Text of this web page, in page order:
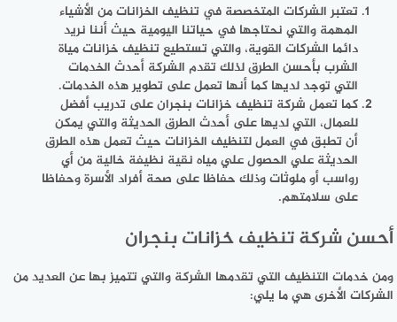
تعتبر الشركات المتخصصة في تنظيف الخزانات من الأشياء
المهمة والتي نحتاجها في حياتنا اليومية حيث أننا نريد
دائما الشركات القوية، والتي تستطيع تنظيف خزانات مياة
الشرب بأحسن الطرق لذلك تقدم الشركة أحدث الخدمات
التي توجد لديها كما أنها تعمل على تطوير هذه الخدمات.
كما تعمل شركة تنظيف خزانات بنجران على تدريب أفضل
للعمال، التي لديها على أحدث الطرق الحديثة والتي يمكن
أن تطبق في العمل لتنظيف الخزانات حيث تعمل هذه الطرق
الحديثة علي الحصول علي مياه نقية نظيفة خالية من أي
رواسب أو ملوثات وذلك حفاظا على صحة أفراد الأسرة وحفاظا
على سلامتهم.
أحسن شركة تنظيف خزانات بنجران
ومن خدمات التنظيف التي تقدمها الشركة والتي تتميز بها عن العديد من
الشركات الأخرى هي ما يلي: